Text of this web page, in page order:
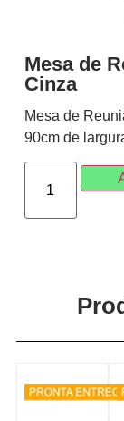
Mesa de
Cinza
Mesa de
90cm de